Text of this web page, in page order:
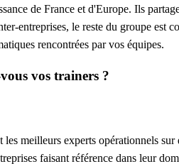
de France et d'Europe. Ils
entreprises, le reste du groupe est
rencontrées par vos équipes.
vos trainers ?
les meilleurs experts opérationnels
faisant référence dans leur